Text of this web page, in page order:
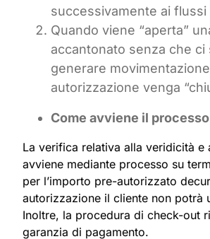
successivamente ai
Quando viene “aperta”
accantonato senza che
generare
autorizzazione venga
Come avviene il
La verifica relativa alla veridicità
avviene mediante processo su
per l’importo pre-autorizzato
autorizzazione il cliente non potrà
Inoltre, la procedura di check-out
garanzia di pagamento.